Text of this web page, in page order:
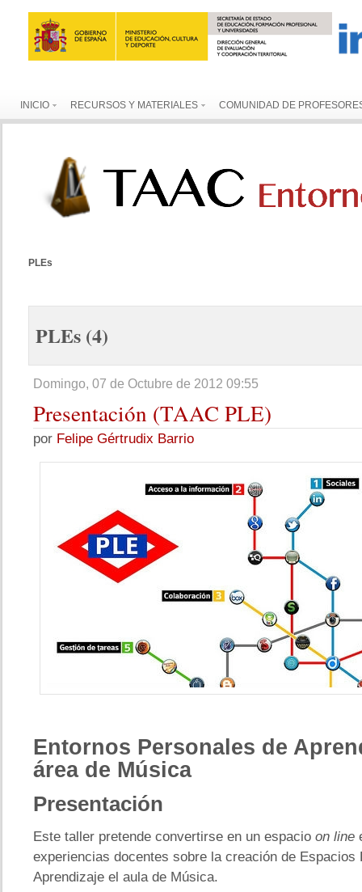
INICIO RECURSOS Y MATERIALES COMUNIDAD DE
PLEs
PLEs (4)
Domingo, 07 de Octubre de 2012 09:55
Presentación (TAAC PLE)
por Felipe Gértrudix Barrio
Entornos Personales de
área de Música
Presentación
Este taller pretende convertirse en un espacio on line
experiencias docentes sobre la creación de Espacios
Aprendizaje el aula de Música.